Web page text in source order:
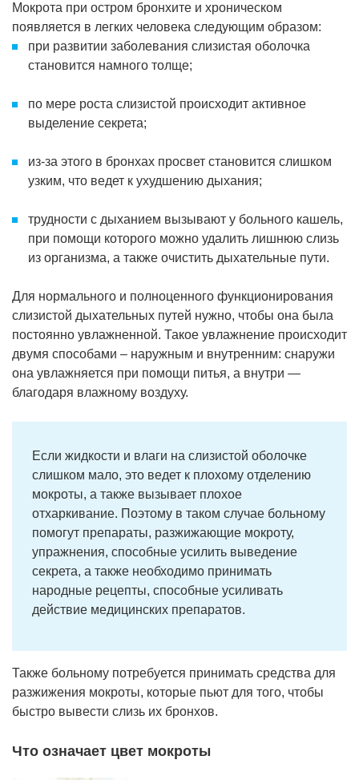
Мокрота при остром бронхите и хроническом
появляется в легких человека следующим образом:
при развитии заболевания слизистая оболочка
становится намного толще;
по мере роста слизистой происходит активное
выделение секрета;
из-за этого в бронхах просвет становится слишком
узким, что ведет к ухудшению дыхания;
трудности с дыханием вызывают у больного кашель,
при помощи которого можно удалить лишнюю слизь
из организма, а также очистить дыхательные пути.
Для нормального и полноценного функционирования
слизистой дыхательных путей нужно, чтобы она была
постоянно увлажненной. Такое увлажнение происходит
двумя способами – наружным и внутренним: снаружи
она увлажняется при помощи питья, а внутри —
благодаря влажному воздуху.
Если жидкости и влаги на слизистой оболочке
слишком мало, это ведет к плохому отделению
мокроты, а также вызывает плохое
отхаркивание. Поэтому в таком случае больному
помогут препараты, разжижающие мокроту,
упражнения, способные усилить выведение
секрета, а также необходимо принимать
народные рецепты, способные усиливать
действие медицинских препаратов.
Также больному потребуется принимать средства для
разжижения мокроты, которые пьют для того, чтобы
быстро вывести слизь их бронхов.
Что означает цвет мокроты